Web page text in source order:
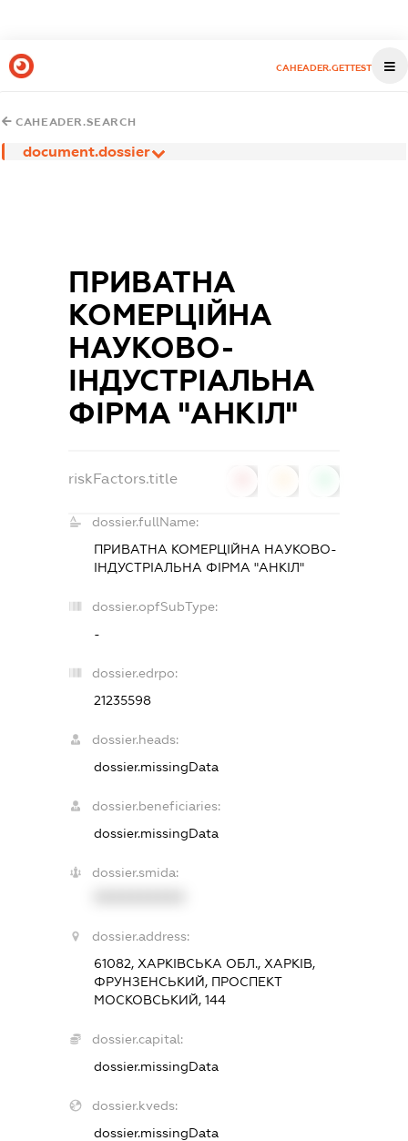
CAHEADER.GETTEST
CAHEADER.SEARCH
document.dossier
ПРИВАТНА
КОМЕРЦІЙНА
НАУКОВО-
ІНДУСТРІАЛЬНА
ФІРМА "АНКІЛ"
riskFactors.title
dossier.fullName:
ПРИВАТНА КОМЕРЦІЙНА НАУКОВО-
ІНДУСТРІАЛЬНА ФІРМА "АНКІЛ"
dossier.opfSubType:
-
dossier.edrpo:
21235598
dossier.heads:
dossier.missingData
dossier.beneficiaries:
dossier.missingData
dossier.smida:
dossier.address:
61082, ХАРКІВСЬКА ОБЛ., ХАРКІВ,
ФРУНЗЕНСЬКИЙ, ПРОСПЕКТ
МОСКОВСЬКИЙ, 144
dossier.capital:
dossier.missingData
dossier.kveds:
dossier.missingData